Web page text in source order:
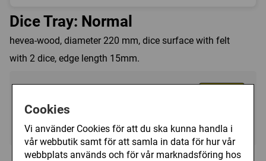
Cookies
Vi använder Cookies för att du ska kunna handla i
vår webbutik samt för att samla in data för hur vår
webbplats används och för vår marknadsföring hos
Dice Tray: Normal
hevea-wood, diameter 220 mm, dice surface with felt
with 2 dice, edge length 15mm.
Ej i lager, leveranstid 10-14 vardagar